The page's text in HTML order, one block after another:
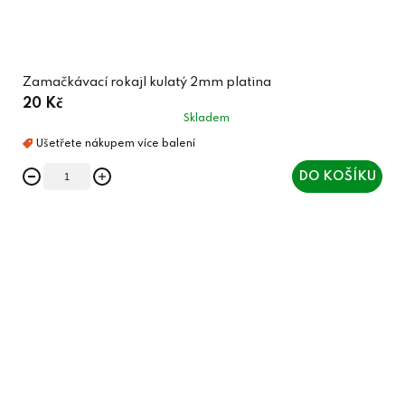
Zamačkávací rokajl kulatý 2mm platina
20 Kč
Skladem
DO KOŠÍKU